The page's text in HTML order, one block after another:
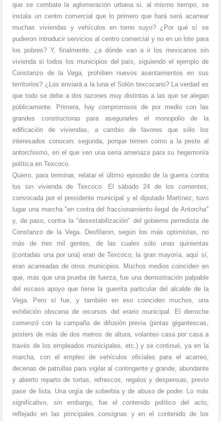
que se combate la aglomeración urbana si, al mismo tiempo, se
instala un centro comercial que lo primero que hará será acarrear
muchas viviendas y vehículos en torno suyo? ¿Por qué sí se
pudieron introducir servicios al centro comercial y no en un lote para
los pobres? Y, finalmente, ¿a dónde van a ir los mexicanos sin
vivienda si todos los municipios del país, siguiendo el ejemplo de
Constanzo de la Vega, prohíben nuevos asentamientos en sus
territorios? ¿Los enviará a la luna el Solón texcocano? La verdad es
que todo se debe a dos razones muy distintas a las que se alegan
públicamente. Primera, hay compromisos de por medio con las
grandes constructoras para asegurarles el monopolio de la
edificación de viviendas, a cambio de favores que sólo los
interesados conocen; segunda, porque temen como a la peste al
antorchismo, en el que ven una seria amenaza para su hegemonía
política en Texcoco.
Quiero, para terminar, relatar el último episodio de la guerra contra
los sin vivienda de Texcoco. El sábado 24 de los corrientes,
convocada por el presidente municipal y el diputado Martínez, tuvo
lugar una marcha "en contra del fraccionamiento ilegal de Antorcha"
y, de paso, contra la "desestabilización" del gobierno perredista de
Constanzo de la Vega. Desfilaron, según los más optimistas, no
más de tres mil gentes, de las cuales sólo unas quinientas
(contadas una por una) eran de Texcoco; la gran mayoría, aquí sí,
eran acarreadas de otros municipios. Muchos medios coinciden en
que, más que una prueba de fuerza, fue una demostración palpable
del escaso apoyo que tiene la guerrita particular del alcalde de la
Vega. Pero sí fue, y también en eso coinciden muchos, una
exhibición obscena de recursos del erario municipal. El derroche
comenzó con la campaña de difusión previa (pintas gigantescas,
posters de más de dos metros de altura, volanteo casa por casa a
través de los empleados municipales, etc.) y se continuó, ya en la
marcha, con el empleo de vehículos oficiales para el acarreo,
decenas de patrullas para vigilar al contingente y grande, abundante
y abierto reparto de tortas, refrescos, regalos y despensas, previo
pase de lista. Una orgía de soberbia y de abuso de poder. Lo más
significativo, sin embargo, fue el contenido político del acto,
reflejado en las principales consignas y en el contenido de los